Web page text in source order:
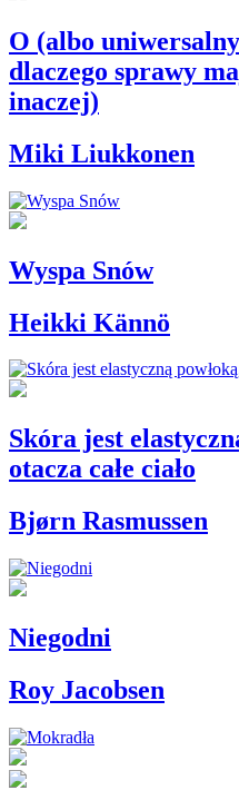
O (albo
dlaczego sprawy
inaczej)
Miki Liukkonen
Wyspa Snów
Heikki Kännö
Skóra jest
otacza całe ciało
Bjørn Rasmussen
Niegodni
Roy Jacobsen